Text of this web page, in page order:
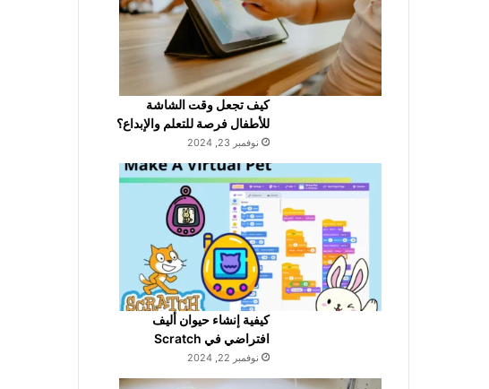
كيف تجعل وقت الشاشة
للأطفال فرصة للتعلم والإبداع؟
نوفمبر 23, 2024
كيفية إنشاء حيوان أليف
افتراضي في Scratch
نوفمبر 22, 2024